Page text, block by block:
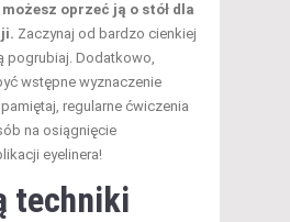
oprzeć ją o stół dla
Zaczynaj od bardzo cienkiej
pogrubiaj. Dodatkowo,
wstępne wyznaczenie
regularne ćwiczenia
na osiągnięcie
eyelinera!
techniki